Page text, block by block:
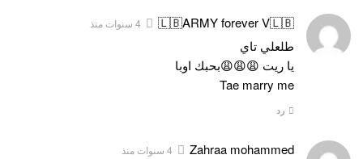
🇱🇧ARMY forever V🇱🇧 4 سنوات منذ
طلعلي تاي
يا ريت 😩😩😩بحبك اوبا
Tae marry me
رد
Zahraa mohammed 4 سنوات منذ